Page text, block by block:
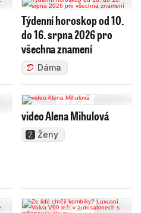
Týdenní horoskop od 10.
do 16. srpna 2026 pro
všechna znamení
Dáma
video Alena Mihulová
Ženy